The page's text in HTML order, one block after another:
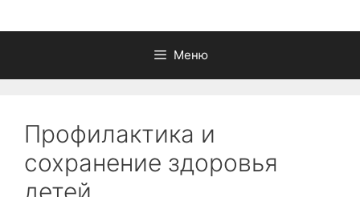
Меню
Профилактика и
сохранение здоровья